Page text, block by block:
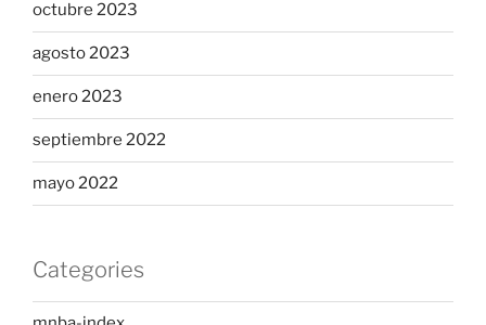
octubre 2023
agosto 2023
enero 2023
septiembre 2022
mayo 2022
Categories